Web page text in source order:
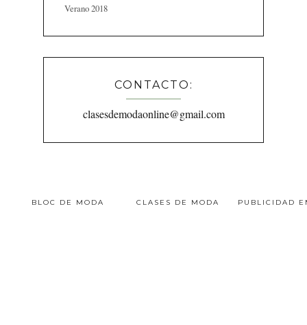
Verano 2018
CONTACTO:
clasesdemodaonline@gmail.com
BLOC DE MODA CLASES DE MODA PUBLICIDAD